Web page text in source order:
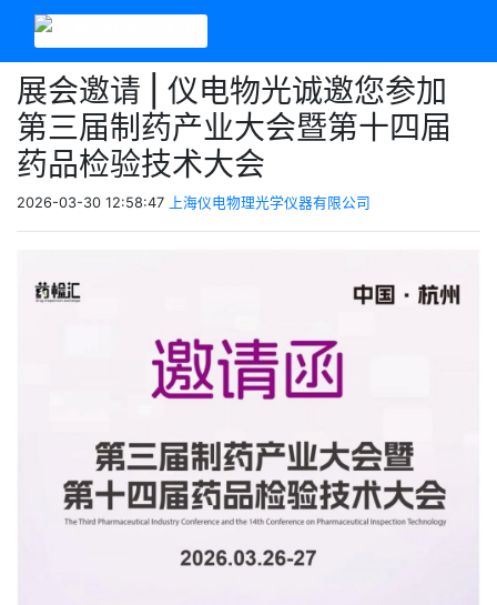
展会邀请 | 仪电物光诚邀您参加
第三届制药产业大会暨第十四届
药品检验技术大会
2026-03-30 12:58:47 上海仪电物理光学仪器有限公司